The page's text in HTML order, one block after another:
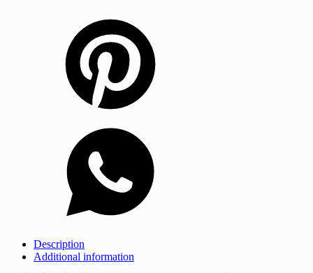
Description
Additional information